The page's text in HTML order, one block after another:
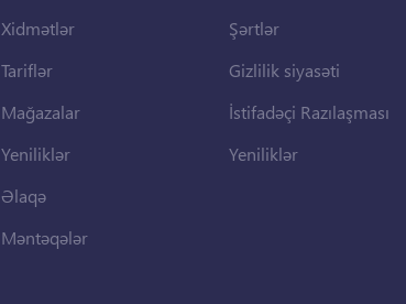
Xidmətlər
Tariflər
Mağazalar
Yeniliklər
Əlaqə
Məntəqələr
Şərtlər
Gizlilik siyasəti
İstifadəçi Razılaşması
Yeniliklər